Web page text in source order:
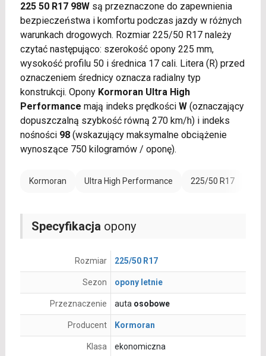
225 50 R17 98Wsą przeznaczone do zapewnienia
bezpieczeństwa i komfortu podczas jazdy w różnych
warunkach drogowych. Rozmiar 225/50 R17 należy
czytać następująco: szerokość opony 225 mm,
wysokość profilu 50 i średnica 17 cali. Litera (R) przed
oznaczeniem średnicy oznacza radialny typ
konstrukcji. Opony Kormoran Ultra High
Performance mają indeks prędkości W(oznaczający
dopuszczalną szybkość równą 270 km/h) i indeks
nośności 98(wskazujący maksymalne obciążenie
wynoszące 750 kilogramów / oponę).
Kormoran Ultra High Performance 225/50 R17
Specyfikacja opony
Rozmiar 225/50 R17
Sezon opony letnie
Przeznaczenie auta osobowe
Producent Kormoran
Klasa ekonomiczna